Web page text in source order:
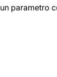
parametro